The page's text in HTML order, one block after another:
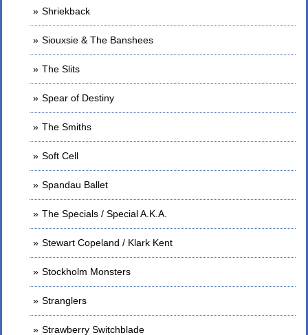
Shriekback
Siouxsie & The Banshees
The Slits
Spear of Destiny
The Smiths
Soft Cell
Spandau Ballet
The Specials / Special A.K.A.
Stewart Copeland / Klark Kent
Stockholm Monsters
Stranglers
Strawberry Switchblade